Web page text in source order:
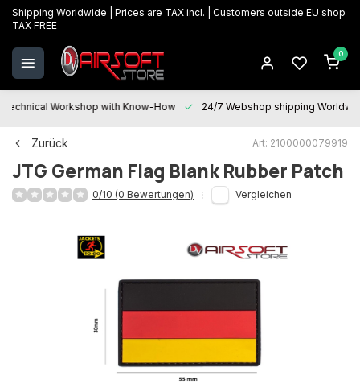
Shipping Worldwide | Prices are TAX incl. | Customers outside EU shop
TAX FREE
0
Technical Workshop with Know-How 24/7 Webshop shipping
Zurück Art: 2100000079919
JTG German Flag Blank Rubber Patch
0/10 (0 Bewertungen) Vergleichen